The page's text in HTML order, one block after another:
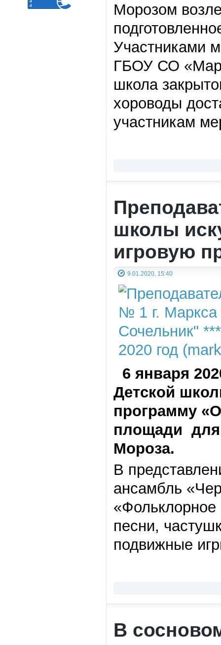
Морозом
Участниками
ГБОУ СО
школа
хороводы
участникам
школы
игровую
9.01.2020, 15:40
6 января
Детской
программу
площади для
Мороза.
В
ансамбль
«Фольклорное
песни,
подвижные
В